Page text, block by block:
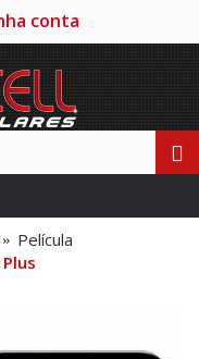
conta
Película